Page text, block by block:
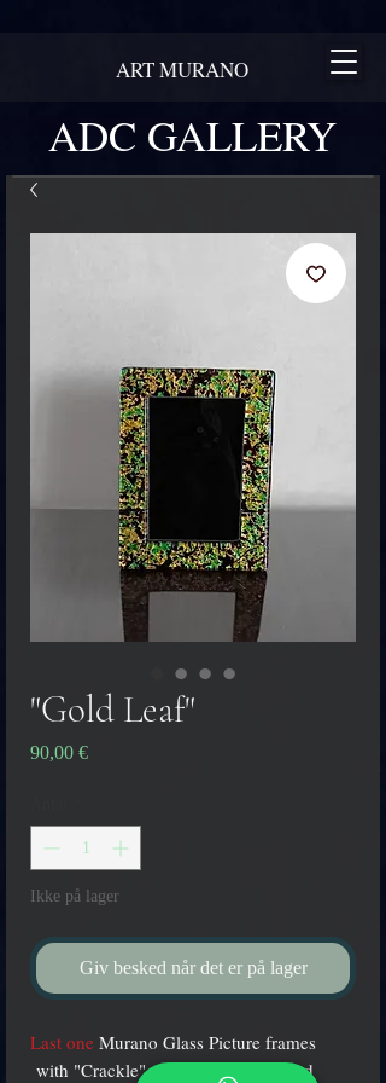
ADC GALLERY
ART MURANO
"Gold Leaf"
90,00 €Pris
Ikke på lager
Giv besked når det er på lager
Last one Murano Glass Picture frames
with "Crackle" effect Gold-black and